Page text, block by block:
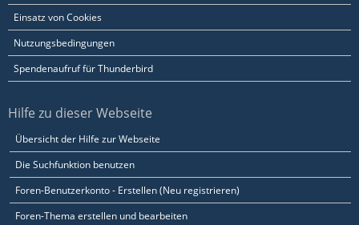
Einsatz von Cookies
Nutzungsbedingungen
Spendenaufruf für Thunderbird
Hilfe zu dieser Webseite
Übersicht der Hilfe zur Webseite
Die Suchfunktion benutzen
Foren-Benutzerkonto - Erstellen (Neu registrieren)
Foren-Thema erstellen und bearbeiten